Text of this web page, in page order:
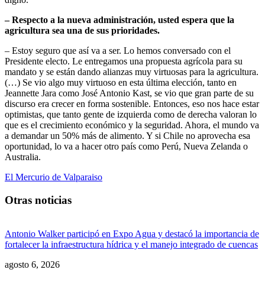
– Respecto a la nueva administración, usted espera que la
agricultura sea una de sus prioridades.
– Estoy seguro que así va a ser. Lo hemos conversado con el
Presidente electo. Le entregamos una propuesta agrícola para su
mandato y se están dando alianzas muy virtuosas para la agricultura.
(…) Se vio algo muy virtuoso en esta última elección, tanto en
Jeannette Jara como José Antonio Kast, se vio que gran parte de su
discurso era crecer en forma sostenible. Entonces, eso nos hace estar
optimistas, que tanto gente de izquierda como de derecha valoran lo
que es el crecimiento económico y la seguridad. Ahora, el mundo va
a demandar un 50% más de alimento. Y si Chile no aprovecha esa
oportunidad, lo va a hacer otro país como Perú, Nueva Zelanda o
Australia.
El Mercurio de Valparaiso
Otras noticias
Antonio Walker participó en Expo Agua y destacó la importancia de
fortalecer la infraestructura hídrica y el manejo integrado de cuencas
agosto 6, 2026